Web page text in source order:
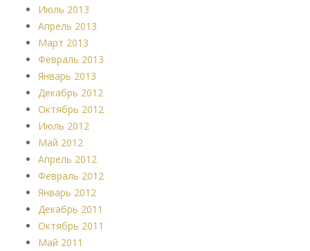
Июль 2013
Апрель 2013
Март 2013
Февраль 2013
Январь 2013
Декабрь 2012
Октябрь 2012
Июль 2012
Май 2012
Апрель 2012
Февраль 2012
Январь 2012
Декабрь 2011
Октябрь 2011
Май 2011